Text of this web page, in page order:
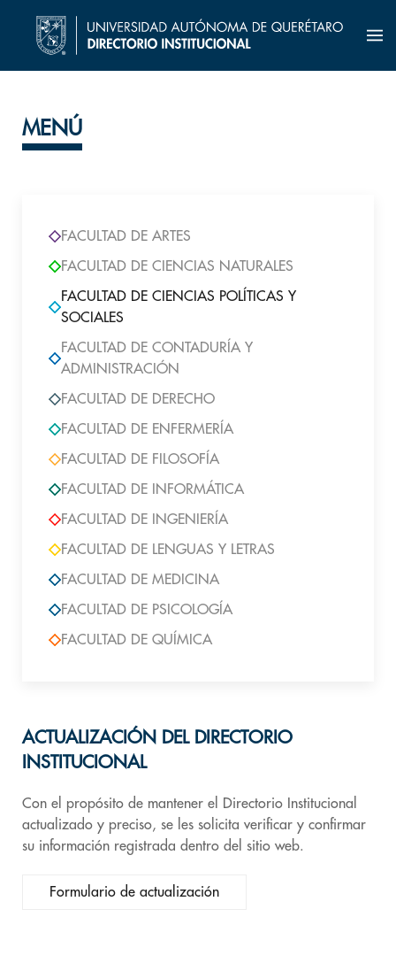
MENÚ
FACULTAD DE ARTES
FACULTAD DE CIENCIAS NATURALES
FACULTAD DE CIENCIAS POLÍTICAS Y
SOCIALES
FACULTAD DE CONTADURÍA Y
ADMINISTRACIÓN
FACULTAD DE DERECHO
FACULTAD DE ENFERMERÍA
FACULTAD DE FILOSOFÍA
FACULTAD DE INFORMÁTICA
FACULTAD DE INGENIERÍA
FACULTAD DE LENGUAS Y LETRAS
FACULTAD DE MEDICINA
FACULTAD DE PSICOLOGÍA
FACULTAD DE QUÍMICA
ACTUALIZACIÓN DEL DIRECTORIO
INSTITUCIONAL
Con el propósito de mantener el Directorio Institucional
actualizado y preciso, se les solicita verificar y confirmar
su información registrada dentro del sitio web.
Formulario de actualización